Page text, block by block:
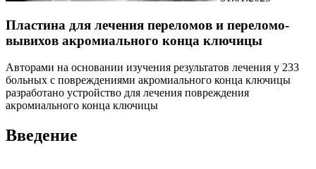
Пластина для лечения переломов и переломо-
вывихов акромиального конца ключицы
Авторами на основании изучения результатов лечения у 233
больных с повреждениями акромиального конца ключицы
разработано устройство для лечения повреждения
акромиального конца ключицы
Введение